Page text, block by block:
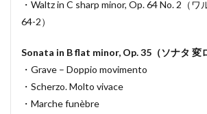
・Waltz in C sharp minor, Op. 64 No. 2（ワ
64-2）
Sonata in B flat minor, Op. 35（ソナタ 変
・Grave – Doppio movimento
・Scherzo. Molto vivace
・Marche funèbre